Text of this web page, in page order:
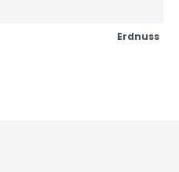
Erdnuss